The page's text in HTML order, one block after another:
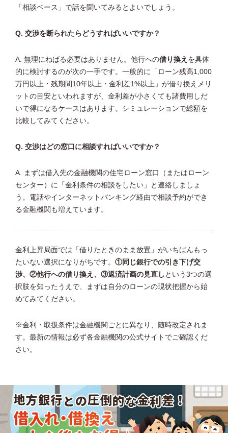
「相談ベース」で話を聞いてみるとよいでしょう。
Q. 交渉を断られたらどうすればいいですか？
A. 無理にねばる必要はありません。他行への借り換え を具体
的に検討するのが次の一手です。一般的に「ローン残高1,000
万円以上・残期間10年以上・金利差1%以上」が借り換えメリ
ットの目安といわれますが、金利差が小さくても諸費用しだ
いで得になるケースはあります。シミュレーションで総額を
比較してみてください。
Q. 交渉はどの窓口に相談すればいいですか？
A. まずは借入先の金融機関の住宅ローン窓口（またはローン
センター）に「金利条件の相談をしたい」と連絡しましょ
う。電話やインターネットバンキング経由で相談予約ができ
る金融機関も増えています。
金利上昇局面では「借りたときのまま放置」がいちばんもっ
たいない選択になりがちです。 ①同じ銀行での引き下げ交
渉、②他行への借り換え、③返済計画の見直し という3つの選
択肢を知ったうえで、まずは自分のローンの現状把握から始
めてみてください。
※金利・取扱条件は金融機関ごとに異なり、随時改定されま
す。最新の情報は必ず各金融機関の公式サイトでご確認くだ
さい。